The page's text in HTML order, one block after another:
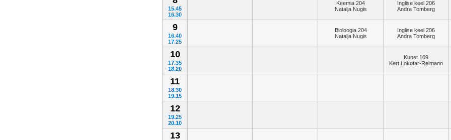
15.45
16.30
Keemia 204
Natalja Nugis
Inglise keel 206
Andra Tomberg
9
16.40
17.25
Bioloogia 204
Natalja Nugis
Inglise keel 206
Andra Tomberg
10
17.35
18.20
Kunst 109
Kert Lokotar-Reimann
11
18.30
19.15
12
19.25
20.10
13